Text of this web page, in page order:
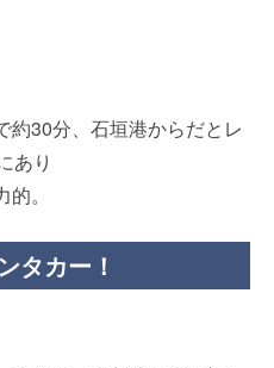
約30分、石垣港からだとレ
あり
。
タカー！